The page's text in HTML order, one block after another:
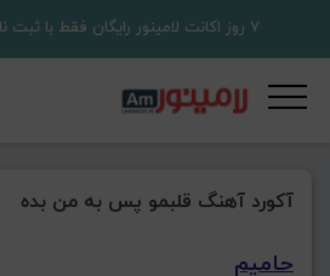
7 روز اکانت لامینور رایگان فقط با ثبت نام در سایت
آکورد آهنگ قلبمو پس به من بده
حامیم